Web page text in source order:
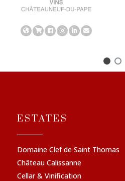
ESTATES
Domaine Clef de Saint Thomas
Château Calissanne
Cellar & Vinification